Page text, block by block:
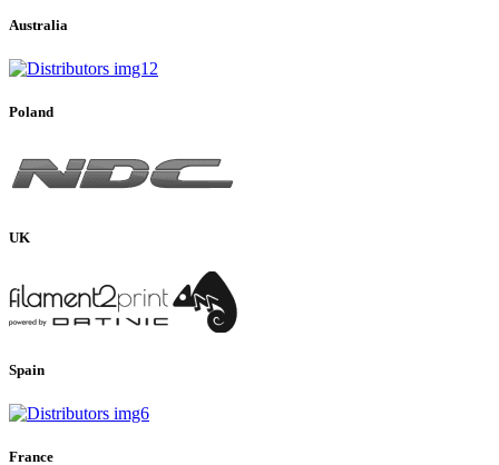
Australia
Poland
UK
Spain
France